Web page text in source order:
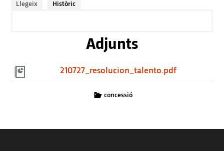
Llegeix Històric
Adjunts
210727_resolucion_talento.pdf
concessió